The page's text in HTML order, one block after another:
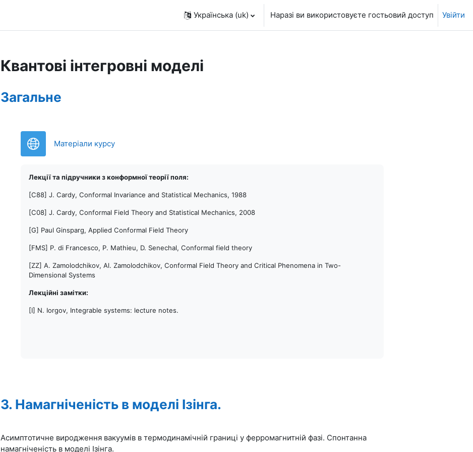
Українська ‎(uk)‎ Наразі ви використовуєте гостьовий доступ Увійти
Квантові інтегровні моделі
Структура за темами
Загальне
Матеріали курсуURL (веб-посилання)
Лекції та підручники з конформної теорії поля:
[C88] J. Cardy, Conformal Invariance and Statistical Mechanics, 1988
[C08] J. Cardy, Conformal Field Theory and Statistical Mechanics, 2008
[G] Paul Ginsparg, Applied Conformal Field Theory
[FMS] P. di Francesco, P. Mathieu, D. Senechal, Conformal field theory
[ZZ] A. Zamolodchikov, Al. Zamolodchikov, Conformal Field Theory and Critical Phenomena in Two-
Dimensional Systems
Лекційні замітки:
[I] N. Iorgov, Integrable systems: lecture notes.
3. Намагніченість в моделі Ізінга.
Асимптотичне виродження вакуумів в термодинамічній границі у ферромагнитній фазі. Спонтанна
намагніченість в моделі Ізінга.